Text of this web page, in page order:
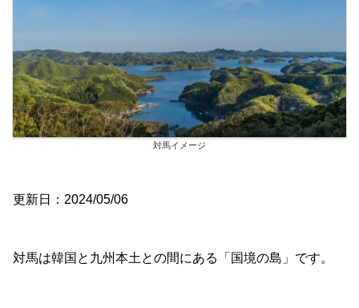
対馬イメージ
更新日：2024/05/06
対馬は韓国と九州本土との間にある「国境の島」です。